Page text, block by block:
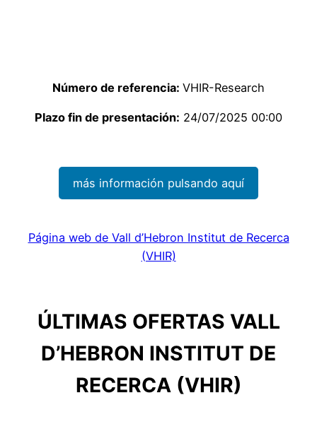
Número de referencia: VHIR-Research
Plazo fin de presentación: 24/07/2025 00:00
más información pulsando aquí
Página web de Vall d’Hebron Institut de Recerca
(VHIR)
ÚLTIMAS OFERTAS VALL
D’HEBRON INSTITUT DE
RECERCA (VHIR)